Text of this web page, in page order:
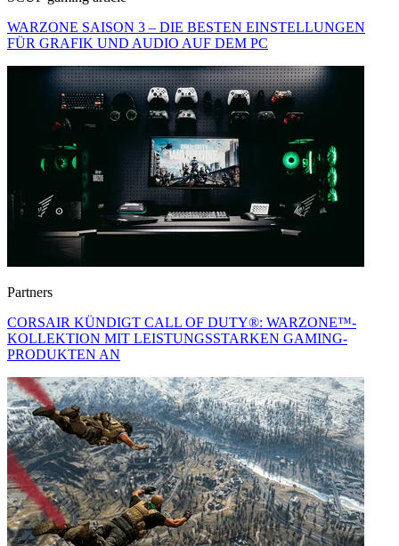
WARZONE SAISON 3 – DIE BESTEN EINSTELLUNGEN
FÜR GRAFIK UND AUDIO AUF DEM PC
Partners
CORSAIR KÜNDIGT CALL OF DUTY®: WARZONE™-
KOLLEKTION MIT LEISTUNGSSTARKEN GAMING-
PRODUKTEN AN